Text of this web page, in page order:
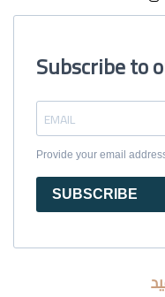
Subscribe to
Provide your email
SUBSCRIBE